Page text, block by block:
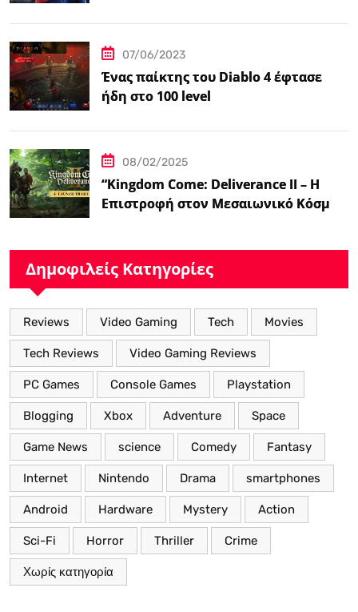
07/06/2023
Ένας παίκτης του Diablo 4 έφτασε
ήδη στο 100 level
08/02/2025
“Kingdom Come: Deliverance II – Η
Επιστροφή στον Μεσαιωνικό Κόσμο
Δημοφιλείς Κατηγορίες
Reviews Video Gaming Tech Movies
Tech Reviews Video Gaming Reviews
PC Games Console Games Playstation
Blogging Xbox Adventure Space
Game News science Comedy Fantasy
Internet Nintendo Drama smartphones
Android Hardware Mystery Action
Sci-Fi Horror Thriller Crime
Χωρίς κατηγορία